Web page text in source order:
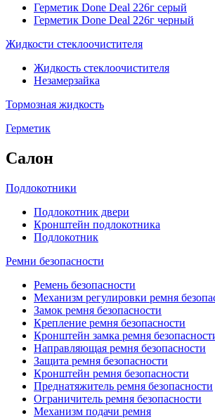
Герметик Done Deal 226г серый
Герметик Done Deal 226г черный
Жидкости стеклоочистителя
Жидкость стеклоочистителя
Незамерзайка
Тормозная жидкость
Герметик
Салон
Подлокотники
Подлокотник двери
Кронштейн подлокотника
Подлокотник
Ремни безопасности
Ремень безопасности
Механизм регулировки ремня
Замок ремня безопасности
Крепление ремня безопасности
Кронштейн замка ремня
Направляющая ремня безопасности
Защита ремня безопасности
Кронштейн ремня безопасности
Преднатяжитель ремня безопасности
Ограничитель ремня безопасности
Механизм подачи ремня